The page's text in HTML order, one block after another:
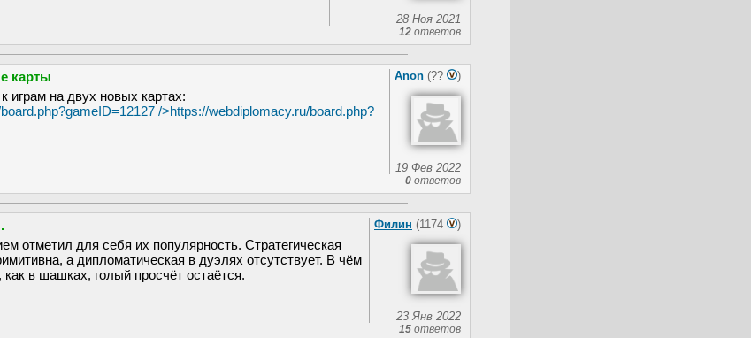
28 Ноя 2021
12 ответов
Anon (?? )
19 Фев 2022
карты
играм на двух новых картах:
/>https://webdiplomacy.ru/board.php?
0 ответов
Филин (1174 )
23 Янв 2022
отметил для себя их популярность. Стратегическая
а дипломатическая в дуэлях отсутствует. В чём
как в шашках, голый просчёт остаётся.
15 ответов